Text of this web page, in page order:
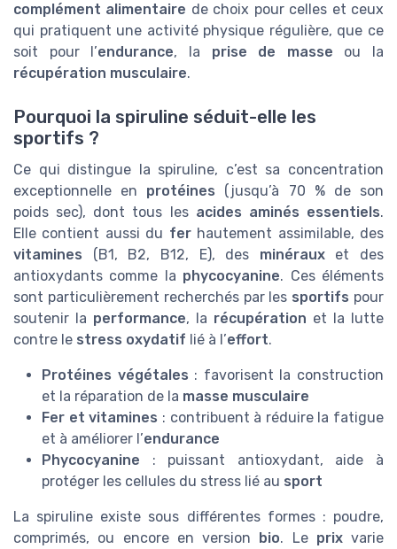
complément alimentaire de choix pour celles et ceux
qui pratiquent une activité physique régulière, que ce
soit pour l’endurance, la prise de masse ou la
récupération musculaire.
Pourquoi la spiruline séduit-elle les
sportifs ?
Ce qui distingue la spiruline, c’est sa concentration
exceptionnelle en protéines (jusqu’à 70 % de son
poids sec), dont tous les acides aminés essentiels.
Elle contient aussi du ferhautement assimilable, des
vitamines (B1, B2, B12, E), des minérauxet des
antioxydants comme la phycocyanine. Ces éléments
sont particulièrement recherchés par les sportifs pour
soutenir la performance, la récupération et la lutte
contre le stress oxydatif lié à l’effort.
Protéines végétales : favorisent la construction
et la réparation de la masse musculaire
Fer et vitamines : contribuent à réduire la fatigue
et à améliorer l’endurance
Phycocyanine : puissant antioxydant, aide à
protéger les cellules du stress lié au sport
La spiruline existe sous différentes formes : poudre,
comprimés, ou encore en version bio. Le prixvarie